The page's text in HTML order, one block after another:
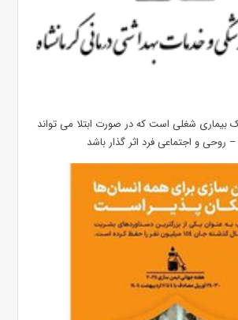
شغلی است که در صورت ابتلا می تواند
و اجتماعی فرد اثر گذار باشد